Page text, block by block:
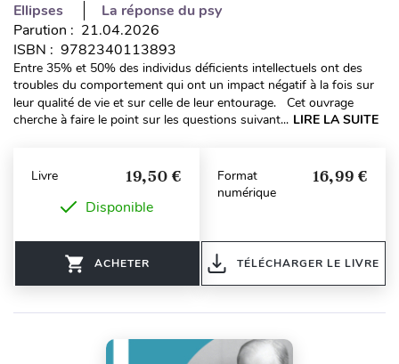
Ellipses
La réponse du psy
Parution : 21.04.2026
ISBN : 9782340113893
Entre 35% et 50% des individus déficients intellectuels ont des
troubles du comportement qui ont un impact négatif à la fois sur
leur qualité de vie et sur celle de leur entourage. Cet ouvrage
cherche à faire le point sur les questions suivant... LIRE LA SUITE
Livre 19,50 €
Disponible
ACHETER
Format
numérique
16,99 €
TÉLÉCHARGER LE LIVRE